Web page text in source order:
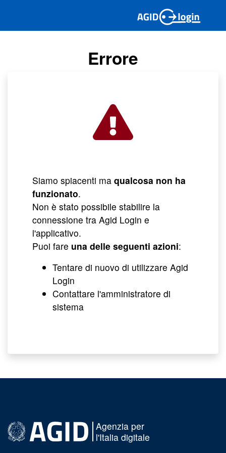
Errore
Siamo spiacenti ma qualcosa non ha
funzionato.
Non è stato possibile stabilire la
connessione tra Agid Login e
l'applicativo.
Puoi fare una delle seguenti azioni:
Tentare di nuovo di utilizzare Agid
Login
Contattare l'amministratore di
sistema
Agenzia per
l'Italia digitale